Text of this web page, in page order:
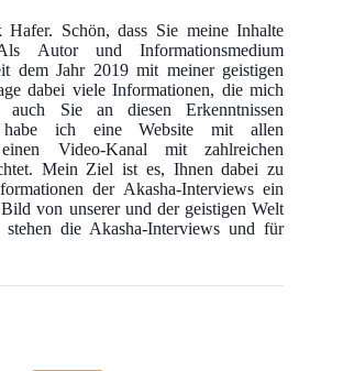
Schön, dass Sie meine Inhalte
Autor und Informationsmedium
dem Jahr 2019 mit meiner geistigen
dabei viele Informationen, die mich
auch Sie an diesen Erkenntnissen
habe ich eine Website mit allen
Video-Kanal mit zahlreichen
Mein Ziel ist es, Ihnen dabei zu
der Akasha-Interviews ein
von unserer und der geistigen Welt
die Akasha-Interviews und für